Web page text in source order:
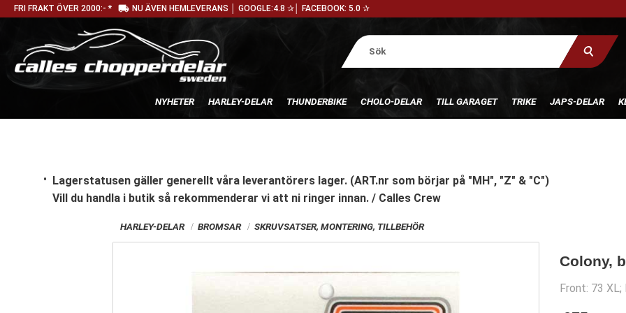
FRI FRAKT ÖVER 2000:- * local_shipping NU ÄVEN HEMLEVERANS │ GOOGLE:4.8 ✰│ FACEBOOK: 5.0 ✰
NYHETER HARLEY-DELAR THUNDERBIKE CHOLO-DELAR TILL GARAGET TRIKE JAPS-DELAR
Lagerstatusen gäller generellt våra leverantörers lager. (ART.nr som börjar på "MH", "Z" & "C")
Vill du handla i butik så rekommenderar vi att ni ringer innan. / Calles Crew
HARLEY-DELAR BROMSAR SKRUVSATSER, MONTERING, TILLBEHÖR
Colony,
Front: 73 XL;